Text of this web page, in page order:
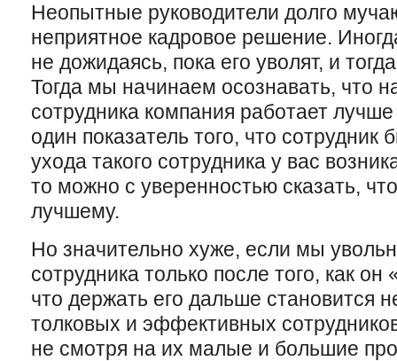
Неопытные руководители долго
неприятное кадровое решение.
не дожидаясь, пока его уволят, и
Тогда мы начинаем осознавать, что
сотрудника компания работает
один показатель того, что
ухода такого сотрудника у вас
то можно с уверенностью сказать,
лучшему.
Но значительно хуже, если мы
сотрудника только после того, как он
что держать его дальше становится
толковых и эффективных
не смотря на их малые и большие